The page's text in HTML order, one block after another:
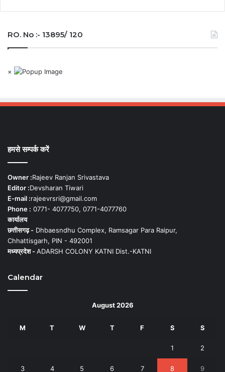
RO. No :- 13895/ 120
×
हमसे सम्पर्क करें
Owner :Rajeev Ranjan Srivastava
Editor :Devsharan Tiwari
E-mail :rajeevrsri@gmail.com
Phone : 0771- 4077750, 0771-4077760
कार्यालय
छत्तीसगढ़ - Dhbaesndhu Complex, Ramsagar Para Raipur,
Chhattisgarh, PIN - 492001
मध्यप्रदेश -ADARSH COLONY KATNI Dist.-KATNI
Calendar
August 2026
M T W T F S S
1 2
3 4 5 6 7 8 9